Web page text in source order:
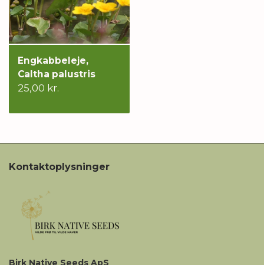
Engkabbeleje,
Caltha palustris
25,00 kr.
Kontaktoplysninger
Birk Native Seeds ApS